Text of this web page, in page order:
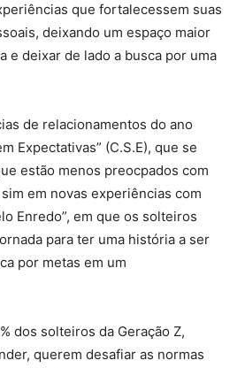
que fortalecessem suas
deixando um espaço maior
e deixar de lado a busca por uma
de relacionamentos do ano
Expectativas” (C.S.E), que se
estão menos preocpados com
em novas experiências com
Enredo”, em que os solteiros
para ter uma história a ser
por metas em um
dos solteiros da Geração Z,
querem desafiar as normas